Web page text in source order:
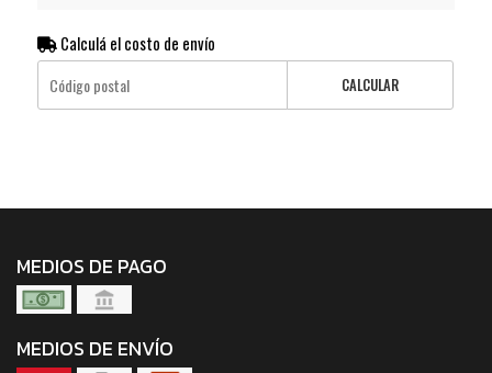
Calculá el costo de envío
CALCULAR
MEDIOS DE PAGO
MEDIOS DE ENVÍO